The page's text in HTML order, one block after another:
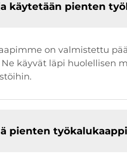
käytetään pienten
on valmistettu
käyvät läpi huolellisen
pienten